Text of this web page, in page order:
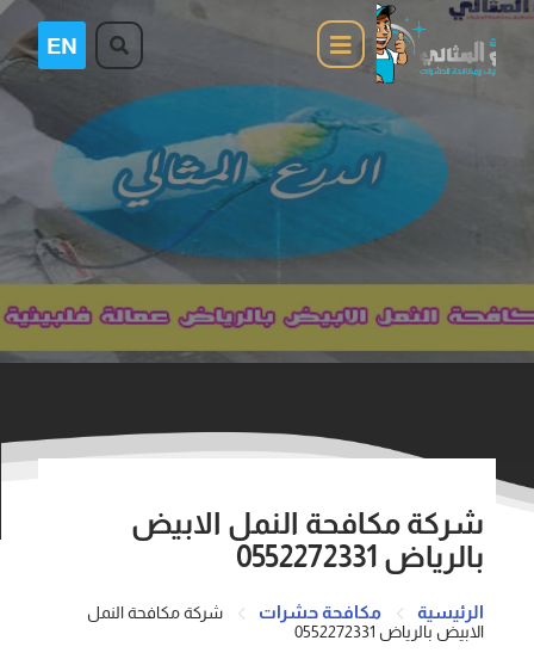
شركة مكافحة النمل الابيض
بالرياض 0552272331
الرئيسية مكافحة حشرات
شركة مكافحة النمل
الابيض بالرياض 0552272331